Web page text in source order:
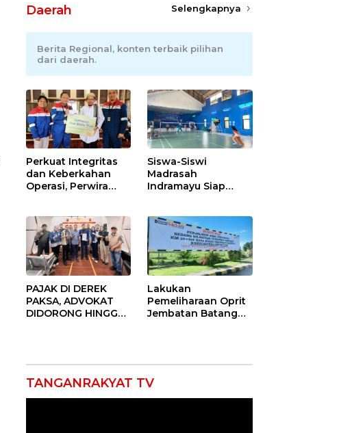
Daerah Selengkapnya
Berita Regional, konten terbaik pilihan
dari daerah.
Perkuat Integritas
dan Keberkahan
Operasi, Perwira
Siswa-Siswi
Madrasah
Indramayu Siap
Provinsi 2026
PAJAK DI DEREK
PAKSA, ADVOKAT
DIDORONG HINGGA
Ngamuk Kepung
Lakukan
Pemeliharaan Oprit
Jembatan Batang
Tol Binjai–Langsa
TANGANRAKYAT TV